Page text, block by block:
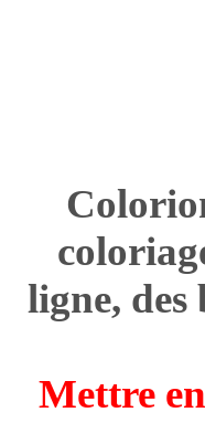
ligne, des
Mettre